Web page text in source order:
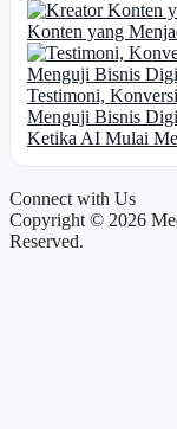
Konten yang
Testimoni,
Menguji Bisnis
Ketika AI Mulai
Connect with Us
Copyright © 2026
Reserved.